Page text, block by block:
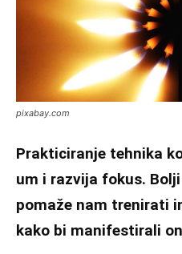
pixabay.com
Prakticiranje tehnika
um i razvija fokus.
pomaže nam trenirati
kako bi manifestirali